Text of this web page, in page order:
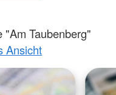
"Am Taubenberg"
Ansicht